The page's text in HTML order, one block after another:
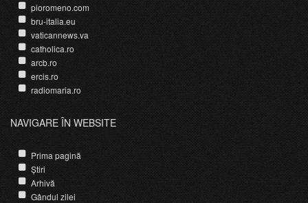
pioromeno.com
bru-italia.eu
vaticannews.va
catholica.ro
arcb.ro
ercis.ro
radiomaria.ro
NAVIGARE ÎN WEBSITE
Prima pagină
Știri
Arhivă
Gândul zilei